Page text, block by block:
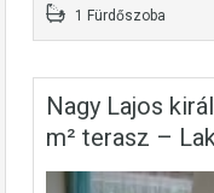
1 Fürdőszoba
Nagy Lajos
m² terasz –